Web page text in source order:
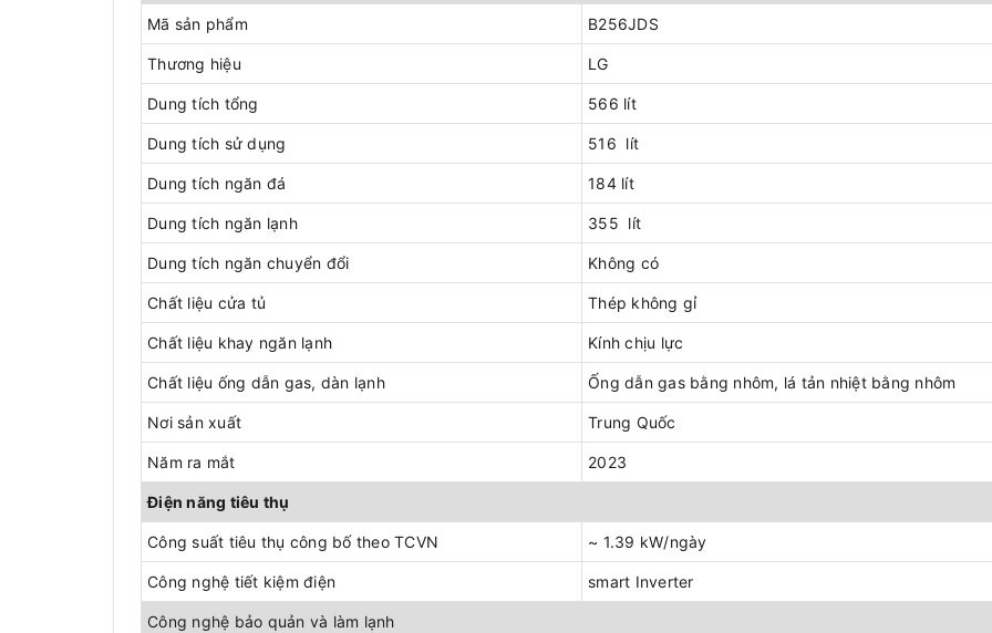
Mã sản phẩm B256JDS
Thương hiệu LG
Dung tích tổng 566 lít
Dung tích sử dụng 516 lít
Dung tích ngăn đá 184 lít
Dung tích ngăn lạnh 355 lít
Dung tích ngăn chuyển đổi Không có
Chất liệu cửa tủ Thép không gỉ
Chất liệu khay ngăn lạnh Kính chịu lực
Chất liệu ống dẫn gas, dàn lạnh Ống dẫn gas bằng nhôm, lá tản nhiệt bằng nhôm
Nơi sản xuất Trung Quốc
Năm ra mắt 2023
Điện năng tiêu thụ
Công suất tiêu thụ công bố theo TCVN ~ 1.39 kW/ngày
Công nghệ tiết kiệm điện smart Inverter
Công nghệ bảo quản và làm lạnh